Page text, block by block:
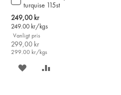
turquise 115st
Special
Price
249,00 kr
249.00 kr/kgs
Vanligt pris
299,00 kr
299.00 kr/kgs
till
i
varukorgen
SPARA